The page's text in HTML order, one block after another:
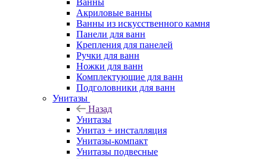
Ванны
Акриловые ванны
Ванны из искусственного камня
Панели для ванн
Крепления для панелей
Ручки для ванн
Ножки для ванн
Комплектующие для ванн
Подголовники для ванн
Унитазы
Назад
Унитазы
Унитаз + инсталляция
Унитазы-компакт
Унитазы подвесные